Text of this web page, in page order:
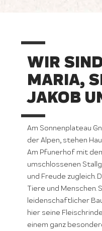
WIR
MARIA,
JAKOB
Am Sonnenplateau
der Alpen, stehen
Am Pfunerhof mit
umschlossenen
und Freude zugleich.
Tiere und Menschen.
leidenschaftlicher
hier seine
einem ganz